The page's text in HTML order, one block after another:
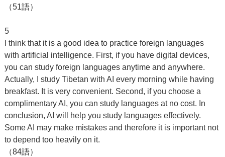
（51語）
5
I think that it is a good idea to practice foreign languages
with artificial intelligence. First, if you have digital devices,
you can study foreign languages anytime and anywhere.
Actually, I study Tibetan with AI every morning while having
breakfast. It is very convenient. Second, if you choose a
complimentary AI, you can study languages at no cost. In
conclusion, AI will help you study languages effectively.
Some AI may make mistakes and therefore it is important not
to depend too heavily on it.
（84語）